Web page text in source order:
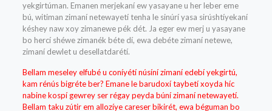
yekgirtúman. Emanen merjekaní ew yasayane u her leber eme
bú, witiman zimaní netewayetí tenha le sinúrí yasa sirúshtíyekaní
késhey naw xoy zimanewe pék dét. Ja eger ew merj u yasayane
bo hercí shéwe zimanék béte dí, ewa debéte zimaní netewe,
zimaní dewlet u desellatdarétí.
Bellam meseley elfubé u coníyétí núsíní zimaní edebí yekgirtú,
kam rénús bigréte ber? Emane le barudoxí taybetí xoyda híc
nabine kospí gewrey ser régay peyda búní zimaní netewayetí.
Bellam taku zútir em allozíye careser bikirét, ewa béguman bo